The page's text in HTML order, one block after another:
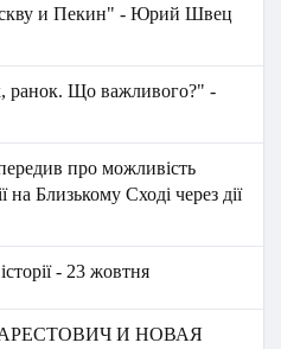
и Пекин" - Юрий Швец
ранок. Що важливого?" -
про можливість
на Близькому Сході через дії
- 23 жовтня
И НОВАЯ